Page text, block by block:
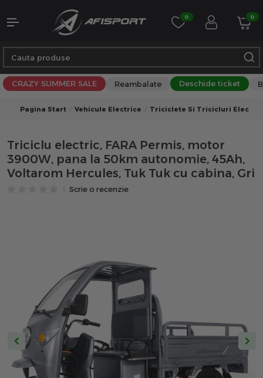
0 0
CRAZY SUMMER SALE Reambalate Deschide ticket
Pagina Start Vehicule Electrice Triciclete Si Tricicluri
Triciclu electric, FARA Permis, motor
3900W, pana la 50km autonomie, 45Ah,
Voltarom Hercules, Tuk Tuk cu cabina, Gri
Scrie o recenzie